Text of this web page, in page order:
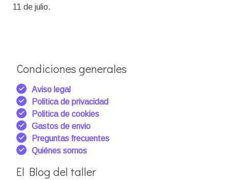
11 de julio.
Condiciones generales
Aviso legal
Politica de privacidad
Politica de cookies
Gastos de envio
Preguntas frecuentes
Quiénes somos
El Blog del taller